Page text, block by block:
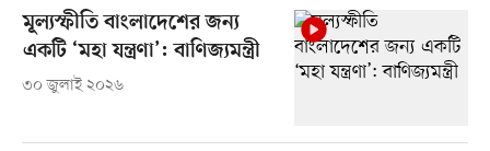
মূল্যস্ফীতি বাংলাদেশের জন্য
একটি ‘মহা যন্ত্রণা’: বাণিজ্যমন্ত্রী
৩০ জুলাই ২০২৬